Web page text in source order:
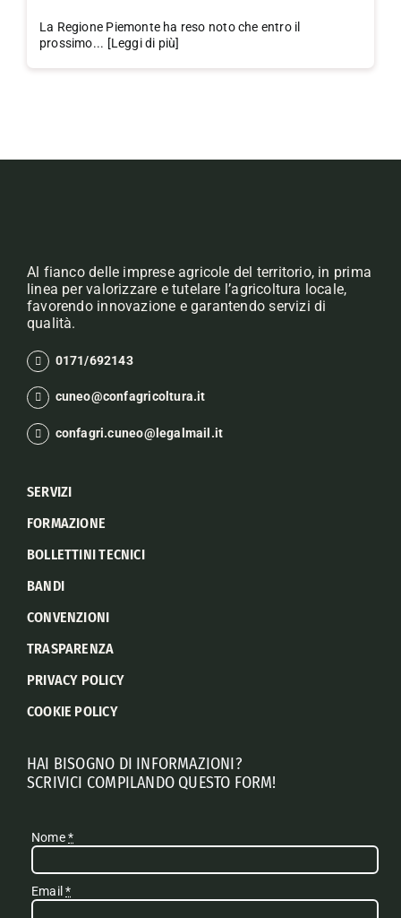
La Regione Piemonte ha reso noto che entro il
prossimo... [Leggi di più]
Al fianco delle imprese agricole del territorio, in prima
linea per valorizzare e tutelare l’agricoltura locale,
favorendo innovazione e garantendo servizi di
qualità.
0171/692143
cuneo@confagricoltura.it
confagri.cuneo@legalmail.it
SERVIZI
FORMAZIONE
BOLLETTINI TECNICI
BANDI
CONVENZIONI
TRASPARENZA
PRIVACY POLICY
COOKIE POLICY
HAI BISOGNO DI INFORMAZIONI?
SCRIVICI COMPILANDO QUESTO FORM!
Nome*
Email*